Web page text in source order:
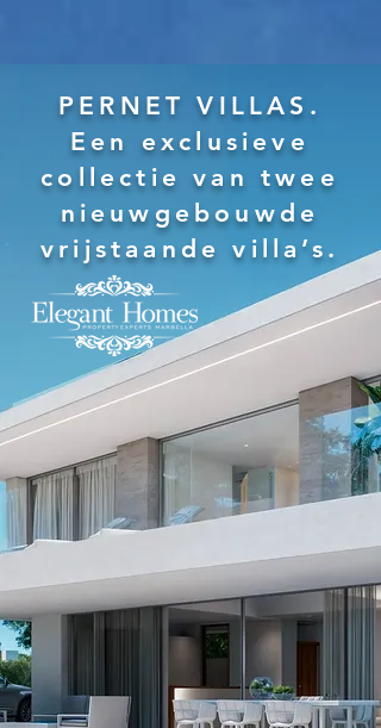
PERNET VILLAS.
Een exclusieve
collectie van twee
nieuwgebouwde
vrijstaande villa’s.